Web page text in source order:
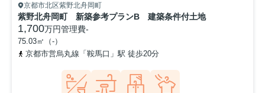
京都市北区紫野北舟岡町
紫野北舟岡町 新築参考プランB 建築条件付土地
1,700万円管理費-
75.03㎡（-）
京都市営烏丸線「鞍馬口」駅 徒歩20分